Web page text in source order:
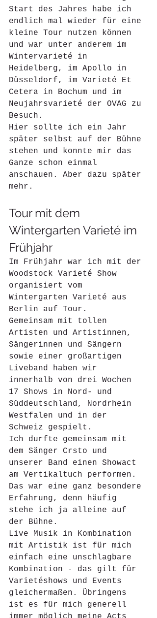
Start des Jahres habe ich
endlich mal wieder für eine
kleine Tour nutzen können
und war unter anderem im
Wintervarieté in
Heidelberg, im Apollo in
Düsseldorf, im Varieté Et
Cetera in Bochum und im
Neujahrsvarieté der OVAG zu
Besuch.
Hier sollte ich ein Jahr
später selbst auf der Bühne
stehen und konnte mir das
Ganze schon einmal
anschauen. Aber dazu später
mehr.
Tour mit dem
Wintergarten Varieté im
Frühjahr
Im Frühjahr war ich mit der
Woodstock Varieté Show
organisiert vom
Wintergarten Varieté aus
Berlin auf Tour.
Gemeinsam mit tollen
Artisten und Artistinnen,
Sängerinnen und Sängern
sowie einer großartigen
Liveband haben wir
innerhalb von drei Wochen
17 Shows in Nord- und
Süddeutschland, Nordrhein
Westfalen und in der
Schweiz gespielt.
Ich durfte gemeinsam mit
dem Sänger Crsto und
unserer Band einen Showact
am Vertikaltuch performen.
Das war eine ganz besondere
Erfahrung, denn häufig
stehe ich ja alleine auf
der Bühne.
Live Musik in Kombination
mit Artistik ist für mich
einfach eine unschlagbare
Kombination - das gilt für
Varietéshows und Events
gleichermaßen. Übringens
ist es für mich generell